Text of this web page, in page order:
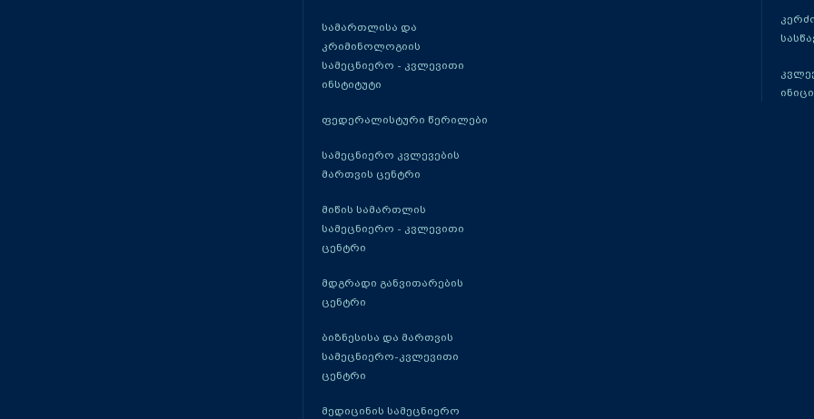
სამართლისა და
კრიმინოლოგიის
სამეცნიერო - კვლევითი
ინსტიტუტი
ფედერალისტური წერილები
სამეცნიერო კვლევების
მართვის ცენტრი
მიწის სამართლის
სამეცნიერო - კვლევითი
ცენტრი
მდგრადი განვითარების
ცენტრი
ბიზნესისა და მართვის
სამეცნიერო-კვლევითი
ცენტრი
მედიცინის სამეცნიერო